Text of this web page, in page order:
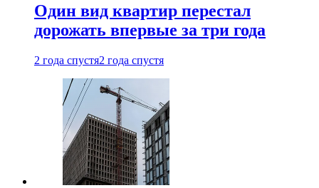
Один вид квартир перестал
дорожать впервые за три года
2 года спустя2 года спустя